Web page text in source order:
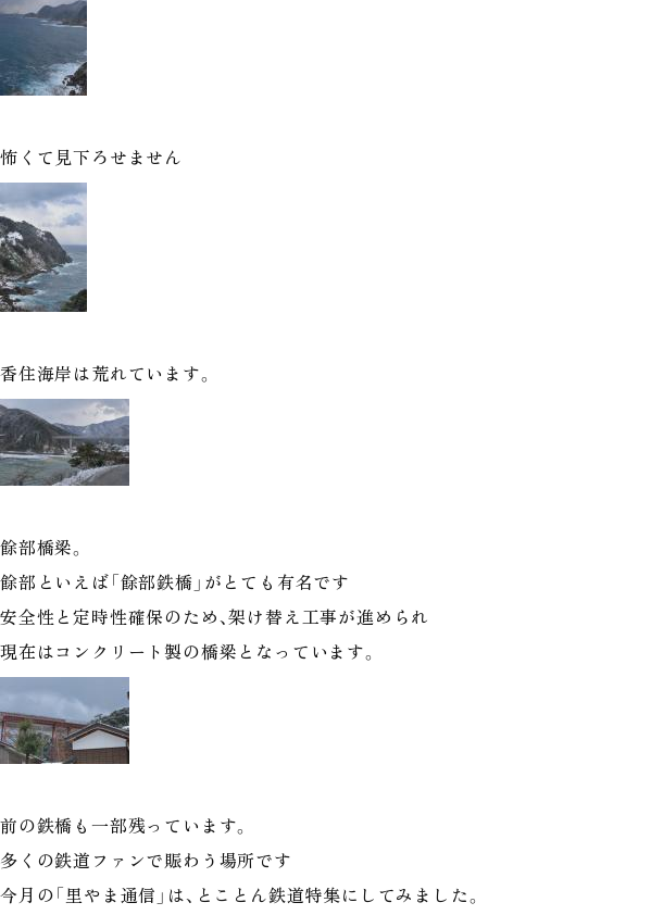
怖くて見下ろせません
香住海岸は荒れています。
餘部橋梁。
餘部といえば「餘部鉄橋」がとても有名です
安全性と定時性確保のため、架け替え工事が進められ
現在はコンクリート製の橋梁となっています。
前の鉄橋も一部残っています。
多くの鉄道ファンで賑わう場所です
今月の「里やま通信」は、とことん鉄道特集にしてみました。